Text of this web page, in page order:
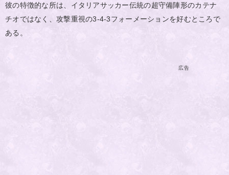
彼の特徴的な所は、イタリアサッカー伝統の超守備陣形のカテナ
チオではなく、攻撃重視の3-4-3フォーメーションを好むところで
ある。
広告